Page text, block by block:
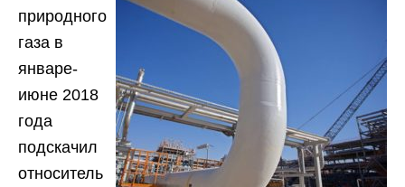
природного
газа в
январе-
июне 2018
года
подскачил
относитель